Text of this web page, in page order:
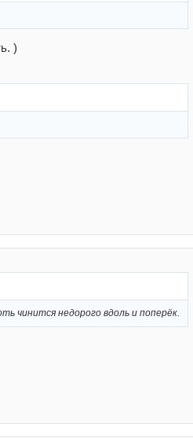
)
чинится недорого вдоль и поперёк.